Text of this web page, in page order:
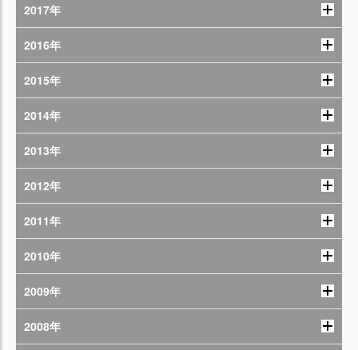
2017年
2016年
2015年
2014年
2013年
2012年
2011年
2010年
2009年
2008年